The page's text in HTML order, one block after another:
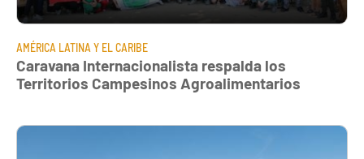
AMÉRICA LATINA Y EL CARIBE
Caravana Internacionalista respalda los
Territorios Campesinos Agroalimentarios